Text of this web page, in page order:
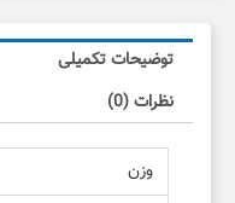
توضیحات تکمیلی
نظرات (0)
وزن